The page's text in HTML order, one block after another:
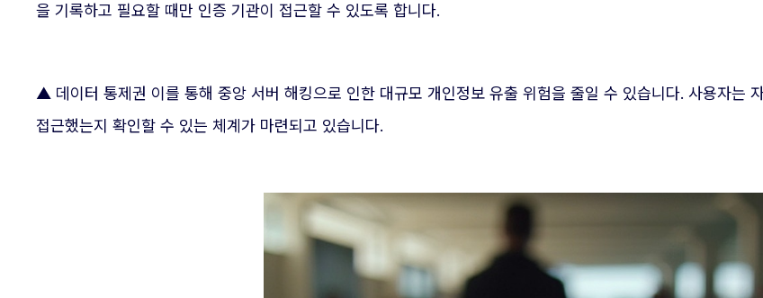
을 기록하고 필요할 때만 인증 기관이 접근할 수 있도록 합니다.
▲ 데이터 통제권 이를 통해 중앙 서버 해킹으로 인한 대규모 개인정보 유출 위험을 줄일 수 있습니다. 사용자는
접근했는지 확인할 수 있는 체계가 마련되고 있습니다.